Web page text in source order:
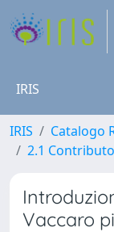
IRIS
IRIS Catalogo
2.1
Vaccaro